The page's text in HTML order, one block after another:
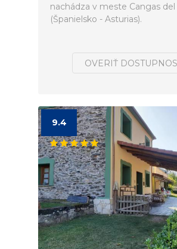
nachádza v meste Cangas del
(Španielsko - Asturias).
OVERIŤ
9.4